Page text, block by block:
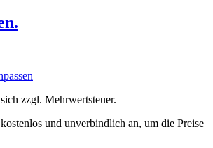
zzgl. Mehrwertsteuer.
und unverbindlich an, um die Preise